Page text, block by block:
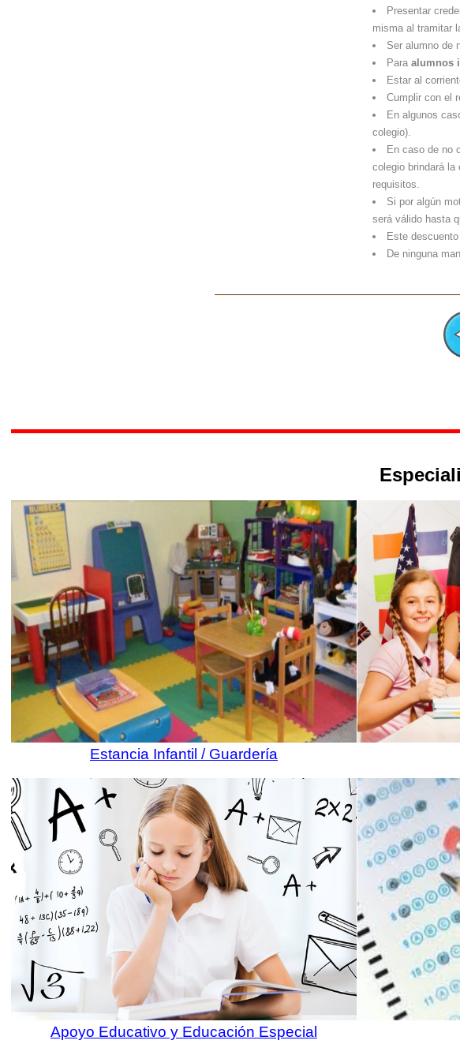
Presentar
misma al tramitar
Ser alumno de
Paraalumnos
Estar al
Cumplir con el
En algunos
colegio).
En caso de no
colegio brindará la
requisitos.
Si por algún
será válido hasta
Este
De ninguna
Estancia Infantil / Guardería
Apoyo Educativo y Educación Especial